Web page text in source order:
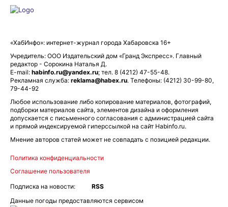
«ХабИнфо»: интернет-журнал города Хабаровска 16+
Учредитель: ООО Издательский дом «Гранд Экспресс». Главный
редактор - Сорокина Наталья Д.
E-mail: habinfo.ru@yandex.ru; тел. 8 (4212) 47-55-48.
Рекламная служба: reklama@habex.ru. Телефоны: (4212) 30-99-80,
79-44-92
Любое использование либо копирование материалов, фотографий,
подборки материалов сайта, элементов дизайна и оформления
допускается с письменного согласования с администрацией сайта
и прямой индексируемой гиперссылкой на сайт Habinfo.ru.
Мнение авторов статей может не совпадать с позицией редакции.
Политика конфиденциальности
Соглашение пользователя
Подписка на новости:
RSS
Данные погоды предоставляются сервисом